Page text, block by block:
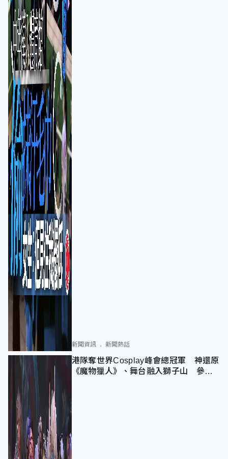
新聞資訊 新聞熱話
港隊奪世界Cosplay峰會總冠軍 神還原
《魔物獵人》、舞台融入獅子山 參賽